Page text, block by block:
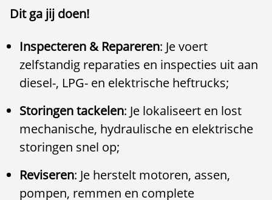
Dit ga jij doen!
Inspecteren & Repareren: Je voert
zelfstandig reparaties en inspecties uit aan
diesel-, LPG- en elektrische heftrucks;
Storingen tackelen: Je lokaliseert en lost
mechanische, hydraulische en elektrische
storingen snel op;
Reviseren: Je herstelt motoren, assen,
pompen, remmen en complete